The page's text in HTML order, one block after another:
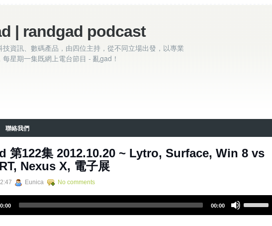
| randgad podcast
技資訊、數碼產品，由四位主持，從不同立場出發，以專業
每星期一集既網上電台節目 - 亂gad！
聯絡我們
第122集 2012.10.20 ~ Lytro, Surface, Win 8 vs
Nexus X, 電子展
Eunica No comments
00:00
s